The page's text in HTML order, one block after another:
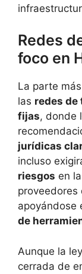
Redes
foco en
La parte
las redes de
fijas, donde
jurídicas
incluso
riesgos en
proveedores
apoyándose
de
Aunque la
cerrada de